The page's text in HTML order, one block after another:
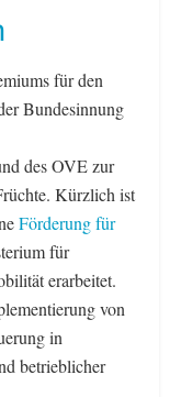
für den
Bundesinnung
des OVE zur
Kürzlich ist
Förderung für
für
erarbeitet.
von
in
betrieblicher